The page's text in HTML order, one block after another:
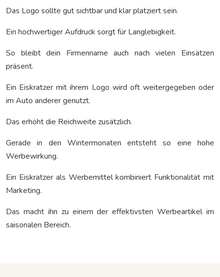
Das Logo sollte gut sichtbar und klar platziert sein.
Ein hochwertiger Aufdruck sorgt für Langlebigkeit.
So bleibt dein Firmenname auch nach vielen Einsätzen
präsent.
Ein Eiskratzer mit ihrem Logo wird oft weitergegeben oder
im Auto anderer genutzt.
Das erhöht die Reichweite zusätzlich.
Gerade in den Wintermonaten entsteht so eine hohe
Werbewirkung.
Ein Eiskratzer als Werbemittel kombiniert Funktionalität mit
Marketing.
Das macht ihn zu einem der effektivsten Werbeartikel im
saisonalen Bereich.